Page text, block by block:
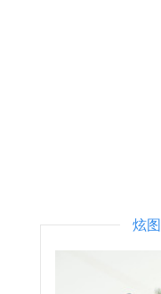
炫图